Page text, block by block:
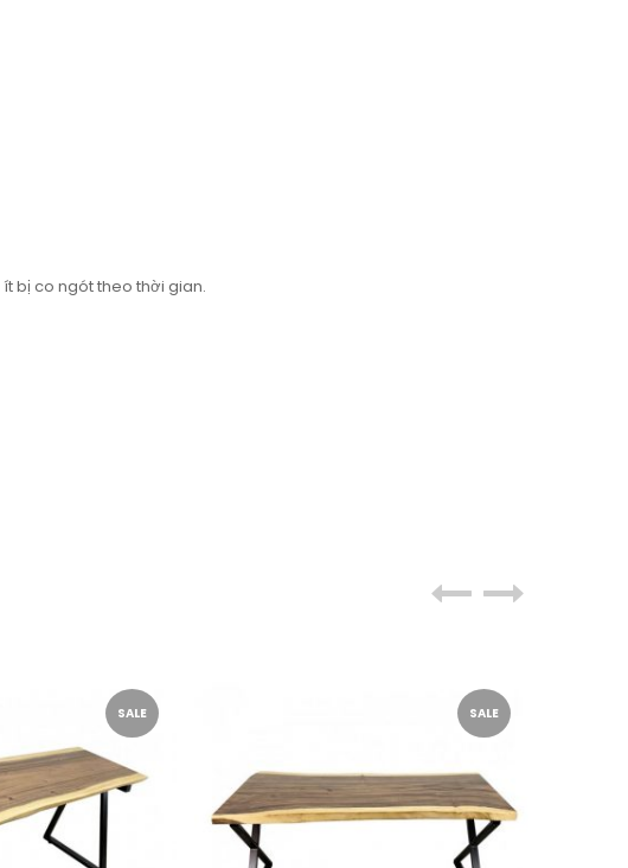
bị co ngót theo thời gian.
SALE SALE